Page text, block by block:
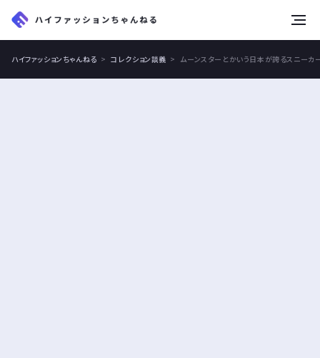
ハイファッションちゃんねる コレクション談義 ムーンスターとかいう日本が誇るスニーカ